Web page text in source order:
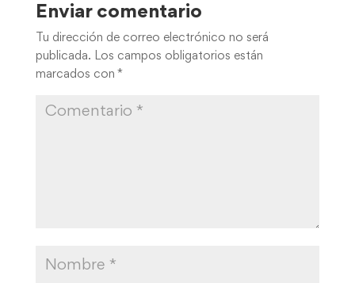
Enviar comentario
Tu dirección de correo electrónico no será
publicada. Los campos obligatorios están
marcados con *